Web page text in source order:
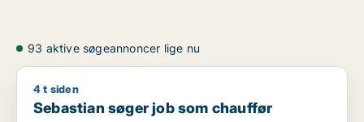
93 aktive søgeannoncer lige nu
Sebastian søger job som chauffør
4 t siden
Sebastian søger job som chauffør